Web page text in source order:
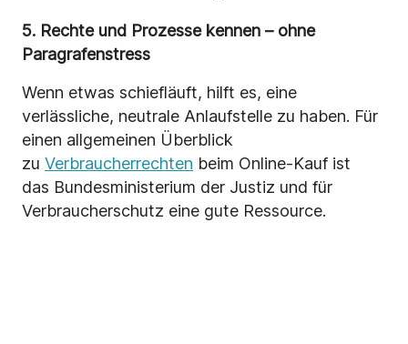
5. Rechte und Prozesse kennen – ohne
Paragrafenstress
Wenn etwas schiefläuft, hilft es, eine
verlässliche, neutrale Anlaufstelle zu haben. Für
einen allgemeinen Überblick
zu Verbraucherrechten beim Online-Kauf ist
das Bundesministerium der Justiz und für
Verbraucherschutz eine gute Ressource.